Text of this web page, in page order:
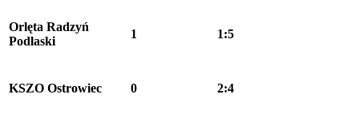
Orlęta Radzyń
Podlaski
1 1:5
KSZO Ostrowiec 0 2:4